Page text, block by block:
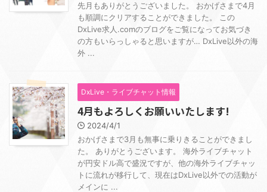
先月もありがとうございました。 おかげさまで4月
も順調にクリアすることができました。 この
DxLive求人.comのブログをご覧になってお気づき
の方もいらっしゃると思いますが… DxLive以外の海
外 ...
DxLive・ライブチャット情報
4月もよろしくお願いいたします!
2024/4/1
おかげさまで3月も無事に乗りきることができまし
た。 ありがとうございます。 海外ライブチャット
が円安ドル高で盛況ですが、他の海外ライブチャッ
トに流れが移行して、現在はDxLive以外での活動が
メインに ...